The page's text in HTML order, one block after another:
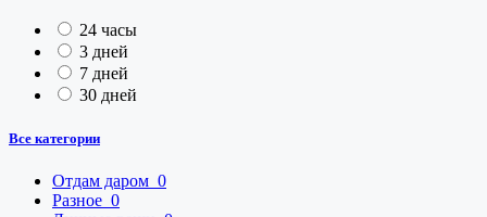
24 часы
3 дней
7 дней
30 дней
Все категории
Отдам даром 0
Разное 0